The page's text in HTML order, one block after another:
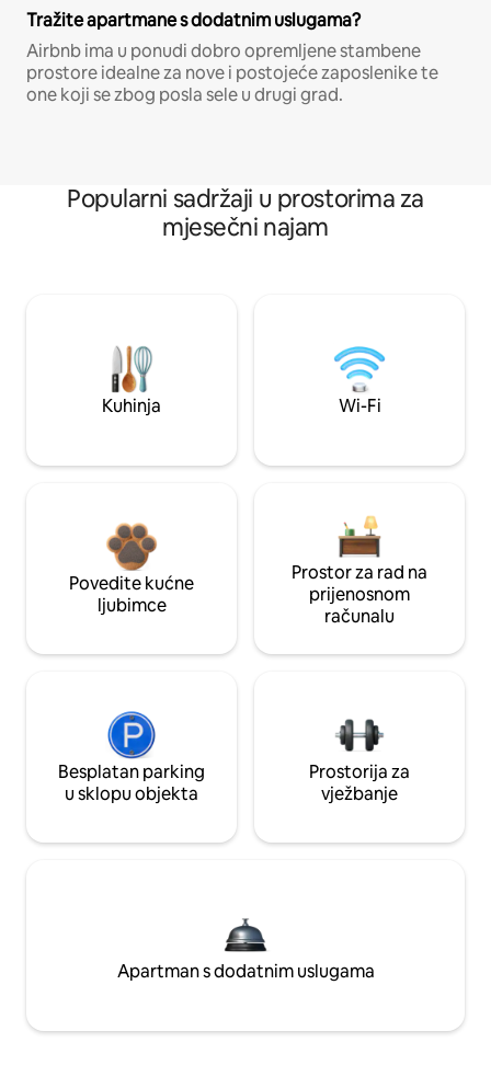
Tražite apartmane s dodatnim uslugama?
Airbnb ima u ponudi dobro opremljene stambene
prostore idealne za nove i postojeće zaposlenike te
one koji se zbog posla sele u drugi grad.
Popularni sadržaji u prostorima za
mjesečni najam
Kuhinja Wi-Fi
Povedite kućne
ljubimce
Prostor za rad na
prijenosnom
računalu
Besplatan parking
u sklopu objekta
Prostorija za
vježbanje
Apartman s dodatnim uslugama